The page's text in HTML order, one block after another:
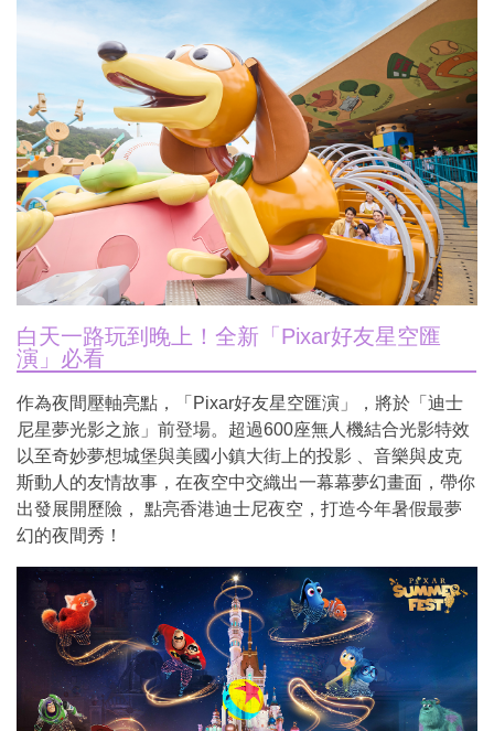
白天一路玩到晚上！全新「Pixar好友星空匯
演」必看
作為夜間壓軸亮點，「Pixar好友星空匯演」，將於「迪士
尼星夢光影之旅」前登場。超過600座無人機結合光影特效
以至奇妙夢想城堡與美國小鎮大街上的投影 、音樂與皮克
斯動人的友情故事，在夜空中交織出一幕幕夢幻畫面，帶你
出發展開歷險， 點亮香港迪士尼夜空，打造今年暑假最夢
幻的夜間秀！